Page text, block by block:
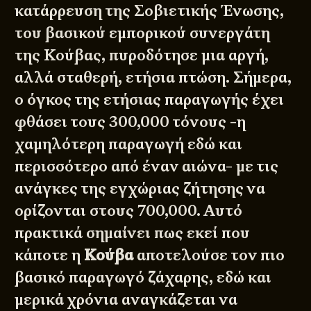
κατάρρευση της Σοβιετικής Ένωσης,
του βασικού εμπορικού συνεργάτη
της Κούβας, πυροδότησε μια αργή,
αλλά σταθερή, ετήσια πτώση. Σήμερα,
ο όγκος της ετήσιας παραγωγής έχει
φθάσει τους 300,000 τόνους -η
χαμηλότερη παραγωγή εδώ και
περισσότερο από έναν αιώνα- με τις
ανάγκες της εγχώριας ζήτησης να
ορίζονται στους 700,000. Αυτό
πρακτικά σημαίνει πως εκεί που
κάποτε η Κούβααποτελούσε τον πιο
βασικό παραγωγό ζάχαρης, εδώ και
μερικά χρόνια αναγκάζεται να